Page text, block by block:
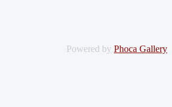
Powered by Phoca Gallery